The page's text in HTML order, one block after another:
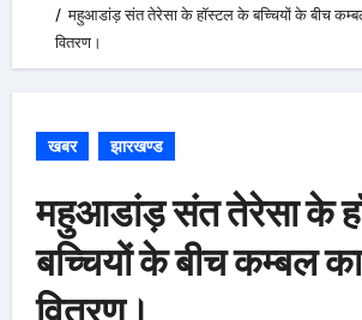
महुआडांड़ संत तेरेसा के हॉस्टल के बच्चियों के बीच
वितरण।
खबर झारखण्ड
महुआडांड़ संत तेरेसा के
बच्चियों के बीच कम्बल